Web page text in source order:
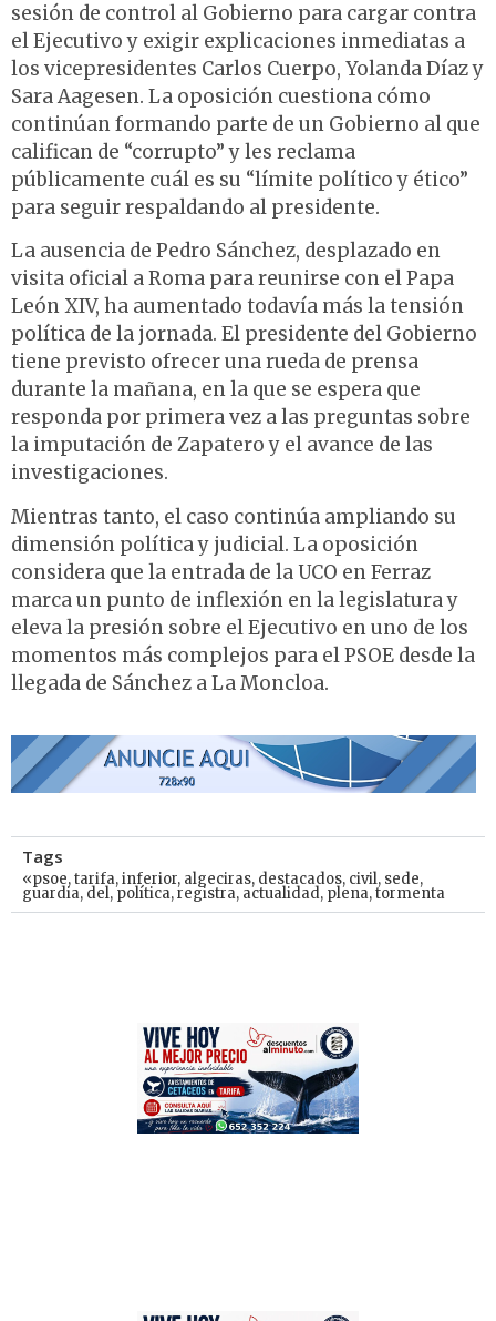
sesión de control al Gobierno para cargar contra
el Ejecutivo y exigir explicaciones inmediatas a
los vicepresidentes Carlos Cuerpo, Yolanda Díaz y
Sara Aagesen. La oposición cuestiona cómo
continúan formando parte de un Gobierno al que
califican de “corrupto” y les reclama
públicamente cuál es su “límite político y ético”
para seguir respaldando al presidente.
La ausencia de Pedro Sánchez, desplazado en
visita oficial a Roma para reunirse con el Papa
León XIV, ha aumentado todavía más la tensión
política de la jornada. El presidente del Gobierno
tiene previsto ofrecer una rueda de prensa
durante la mañana, en la que se espera que
responda por primera vez a las preguntas sobre
la imputación de Zapatero y el avance de las
investigaciones.
Mientras tanto, el caso continúa ampliando su
dimensión política y judicial. La oposición
considera que la entrada de la UCO en Ferraz
marca un punto de inflexión en la legislatura y
eleva la presión sobre el Ejecutivo en uno de los
momentos más complejos para el PSOE desde la
llegada de Sánchez a La Moncloa.
Tags
«psoe,tarifa,inferior, algeciras, destacados, civil, sede,
guardia, del,política,registra, actualidad, plena,tormenta